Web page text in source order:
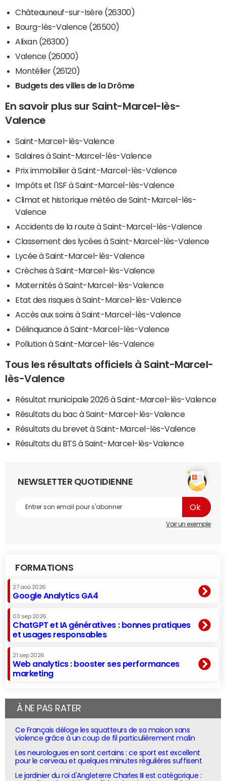
Châteauneuf-sur-Isère (26300)
Bourg-lès-Valence (26500)
Alixan (26300)
Valence (26000)
Montélier (26120)
Budgets des villes de la Drôme
En savoir plus sur Saint-Marcel-lès-
Valence
Saint-Marcel-lès-Valence
Salaires à Saint-Marcel-lès-Valence
Prix immobilier à Saint-Marcel-lès-Valence
Impôts et l'ISF à Saint-Marcel-lès-Valence
Climat et historique météo de Saint-Marcel-lès-
Valence
Accidents de la route à Saint-Marcel-lès-Valence
Classement des lycées à Saint-Marcel-lès-Valence
Lycée à Saint-Marcel-lès-Valence
Crèches à Saint-Marcel-lès-Valence
Maternités à Saint-Marcel-lès-Valence
Etat des risques à Saint-Marcel-lès-Valence
Accès aux soins à Saint-Marcel-lès-Valence
Délinquance à Saint-Marcel-lès-Valence
Pollution à Saint-Marcel-lès-Valence
Tous les résultats officiels à Saint-Marcel-
lès-Valence
Résultat municipale 2026 à Saint-Marcel-lès-Valence
Résultats du bac à Saint-Marcel-lès-Valence
Résultats du brevet à Saint-Marcel-lès-Valence
Résultats du BTS à Saint-Marcel-lès-Valence
NEWSLETTER QUOTIDIENNE
Voir un exemple
FORMATIONS
27 aoû 2026
Google Analytics GA4
03 sep 2026
ChatGPT et IA génératives : bonnes pratiques
et usages responsables
21 sep 2026
Web analytics : booster ses performances
marketing
À NE PAS RATER
Ce Français déloge les squatteurs de sa maison sans
violence grâce à un coup de fil particulièrement malin
Les neurologues en sont certains : ce sport est excellent
pour le cerveau et quelques minutes régulières suffisent
Le jardinier du roi d'Angleterre Charles III est catégorique :